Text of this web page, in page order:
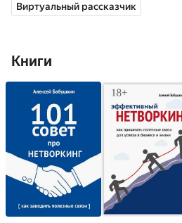
Виртуальный рассказчик
Книги